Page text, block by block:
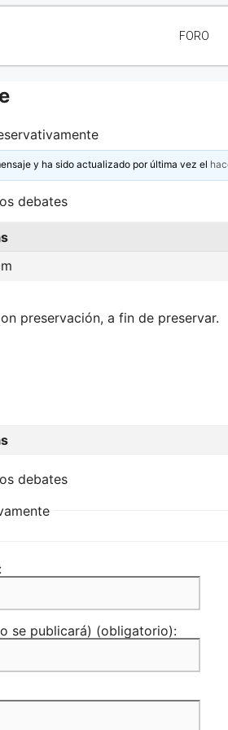
FORO
y ha sido actualizado por última vez el
debates
preservación, a fin de preservar.
debates
se publicará) (obligatorio):